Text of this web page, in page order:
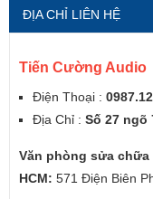
ĐỊA CHỈ LIÊN HỆ
Tiến Cường Audio
Điện Thoại :
Địa Chỉ : Số 27 ngõ
Văn phòng sửa chữa
HCM: 571 Điện Biên